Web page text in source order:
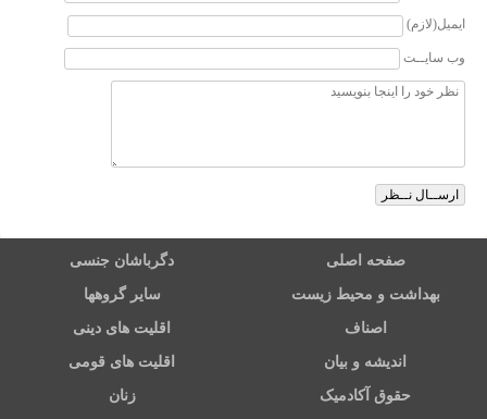
ایمیل(لازم)
وب سایــت
صفحه اصلی دگرباشان جنسی
بهداشت و محیط زیست سایر گروهها
اصناف اقلیت های دینی
اندیشه و بیان اقلیت های قومی
حقوق آکادمیک زنان